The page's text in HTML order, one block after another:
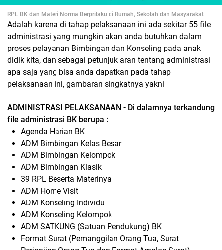
RPL BK dan Materi Norma Berprilaku di Rumah, Sekolah dan Masyarakat
Adalah karena di tahap pelaksanaan ini ada sekitar 55 file
administrasi yang mungkin akan anda butuhkan dalam
proses pelayanan Bimbingan dan Konseling pada anak
didik kita, dan sebagai petunjuk aran tentang administrasi
apa saja yang bisa anda dapatkan pada tahap
pelaksanaan ini, gambaran singkatnya yakni :
ADMINISTRASI PELAKSANAAN - Di dalamnya terkandung
file administrasi BK berupa :
Agenda Harian BK
ADM Bimbingan Kelas Besar
ADM Bimbingan Kelompok
ADM Bimbingan Klasik
39 RPL Beserta Materinya
ADM Home Visit
ADM Konseling Individu
ADM Konseling Kelompok
ADM SATKUNG (Satuan Pendukung) BK
Format Surat (Pemanggilan Orang Tua, Surat